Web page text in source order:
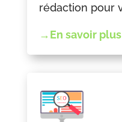
rédaction pour
→En savoir plus